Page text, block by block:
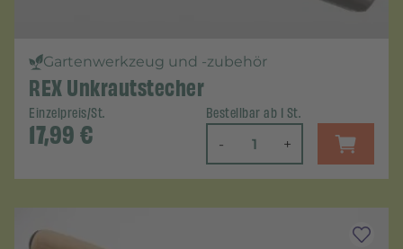
Gartenwerkzeug und -zubehör
REX Unkrautstecher
Einzelpreis/St.
17,99€
Bestellbar ab 1 St.
- +